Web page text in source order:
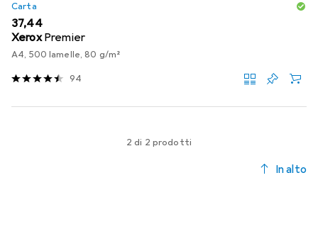
Carta
EUR
37,44
Xerox Premier
A4, 500 lamelle, 80 g/m²
94
2 di 2 prodotti
In alto